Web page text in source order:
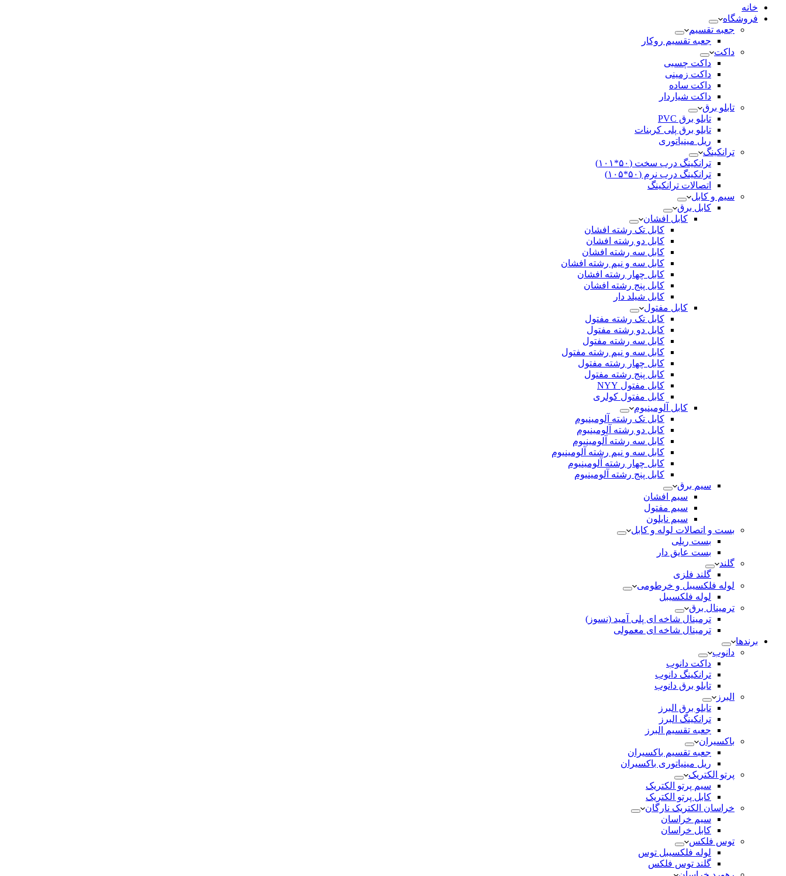
خانه
فروشگاه
جعبه تقسیم
جعبه تقسیم روکار
داکت
داکت چسبی
داکت زمینی
داکت ساده
داکت شیاردار
تابلو برق
تابلو برق PVC
تابلو برق پلی کربنات
ریل مینیاتوری
ترانکینگ
ترانکینگ درب سخت (۵۰*۱۰۱)
ترانکینگ درب نرم (۵۰*۱۰۵)
اتصالات ترانکینگ
سیم و کابل
کابل برق
کابل افشان
کابل تک رشته افشان
کابل دو رشته افشان
کابل سه رشته افشان
کابل سه و نیم رشته افشان
کابل چهار رشته افشان
کابل پنج رشته افشان
کابل شیلد دار
کابل مفتول
کابل تک رشته مفتول
کابل دو رشته مفتول
کابل سه رشته مفتول
کابل سه و نیم رشته مفتول
کابل چهار رشته مفتول
کابل پنج رشته مفتول
کابل مفتول NYY
کابل مفتول کولری
کابل آلومینیوم
کابل تک رشته آلومینیوم
کابل دو رشته آلومینیوم
کابل سه رشته آلومینیوم
کابل سه و نیم رشته آلومینیوم
کابل چهار رشته آلومینیوم
کابل پنج رشته آلومینیوم
سیم برق
سیم افشان
سیم مفتول
سیم نایلون
بست و اتصالات لوله و کابل
بست ریلی
بست عایق دار
گلند
گلند فلزی
لوله فلکسیبل و خرطومی
لوله فلکسیبل
ترمینال برق
ترمینال شاخه ای پلی آمید (نسوز)
ترمینال شاخه ای معمولی
برندها
دانوب
داکت دانوب
ترانکینگ دانوب
تابلو برق دانوب
البرز
تابلو برق البرز
ترانکینگ البرز
جعبه تقسیم البرز
باکسیران
جعبه تقسیم باکسیران
ریل مینیاتوری باکسیران
پرتو الکتریک
سیم پرتو الکتریک
کابل پرتو الکتریک
خراسان الکتریک نارگان
سیم خراسان
کابل خراسان
توس فلکس
لوله فلکسیبل توس
گلند توس فلکس